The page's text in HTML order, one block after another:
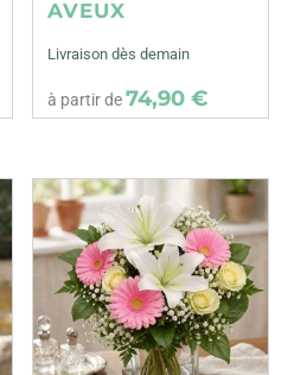
AVEUX
Livraison dès demain
à partir de74,90 €